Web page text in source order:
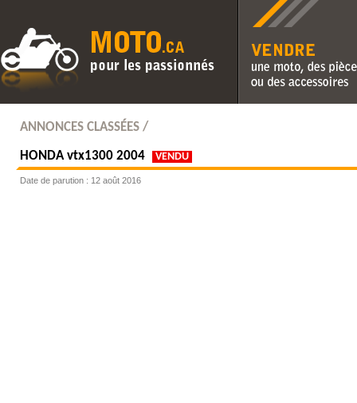
Vendre une moto, des
des accessoires
ANNONCES CLASSÉES /
HONDAvtx1300 2004 VENDU
Date de parution : 12 août 2016